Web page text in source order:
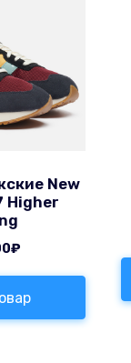
New
Higher
₽